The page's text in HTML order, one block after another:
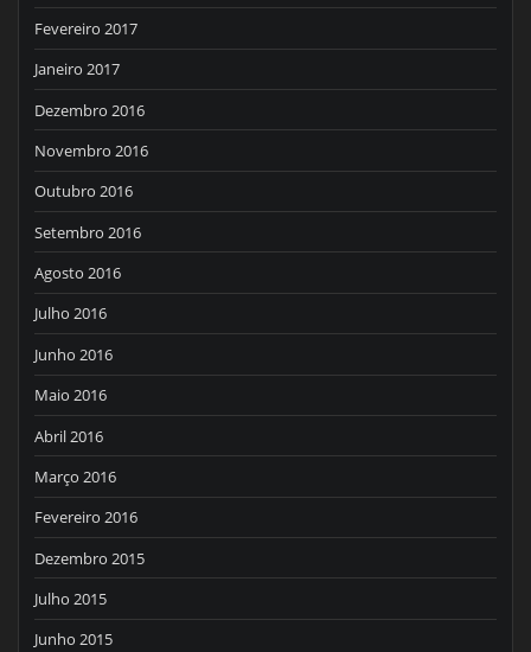
Fevereiro 2017
Janeiro 2017
Dezembro 2016
Novembro 2016
Outubro 2016
Setembro 2016
Agosto 2016
Julho 2016
Junho 2016
Maio 2016
Abril 2016
Março 2016
Fevereiro 2016
Dezembro 2015
Julho 2015
Junho 2015